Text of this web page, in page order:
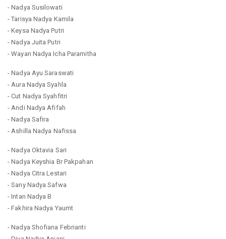
- Nadya Susilowati
- Tarisya Nadya Kamila
- Keysa Nadya Putri
- Nadya Juita Putri
- Wayan Nadya Icha Paramitha
- Nadya Ayu Saraswati
- Aura Nadya Syahla
- Cut Nadya Syahfitri
- Andi Nadya Afifah
- Nadya Safira
- Ashilla Nadya Nafissa
- Nadya Oktavia Sari
- Nadya Keyshia Br Pakpahan
- Nadya Citra Lestari
- Sany Nadya Safwa
- Intan Nadya B
- Fakhira Nadya Yaumt
- Nadya Shofiana Febrianti